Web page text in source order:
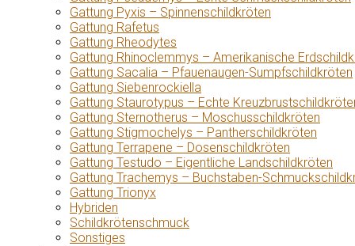
Gattung Pyxis – Spinnenschildkröten
Gattung Rafetus
Gattung Rheodytes
Gattung Rhinoclemmys – Amerikanische
Gattung Sacalia – Pfauenaugen-Sumpfschildkröten
Gattung Siebenrockiella
Gattung Staurotypus – Echte
Gattung Sternotherus – Moschusschildkröten
Gattung Stigmochelys – Pantherschildkröten
Gattung Terrapene – Dosenschildkröten
Gattung Testudo – Eigentliche Landschildkröten
Gattung Trachemys – Buchstaben-
Gattung Trionyx
Hybriden
Schildkrötenschmuck
Sonstiges